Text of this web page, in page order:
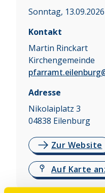
Sonntag,
Kontakt
Martin Rinckart
Kirchengemeinde
Adresse
Nikolaiplatz 3
04838 Eilenburg
Zur Website
Auf Karte